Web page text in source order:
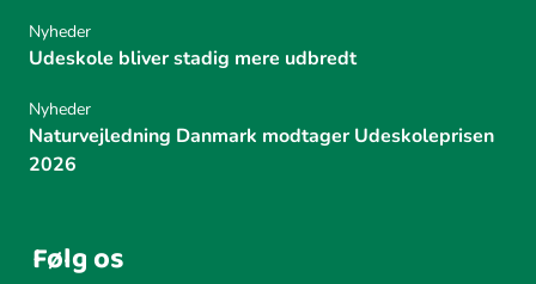
Nyheder
Udeskole bliver stadig mere udbredt
Nyheder
Naturvejledning Danmark modtager Udeskoleprisen
2026
Følg os